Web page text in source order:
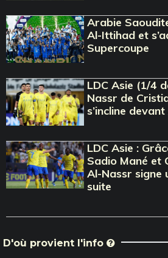
Arabie
Al-Ittihad et
Supercoupe
LDC Asie (1/4
Nassr de
s’incline
LDC Asie :
Sadio Mané et
Al-Nassr signe
suite
D'où provient l'info